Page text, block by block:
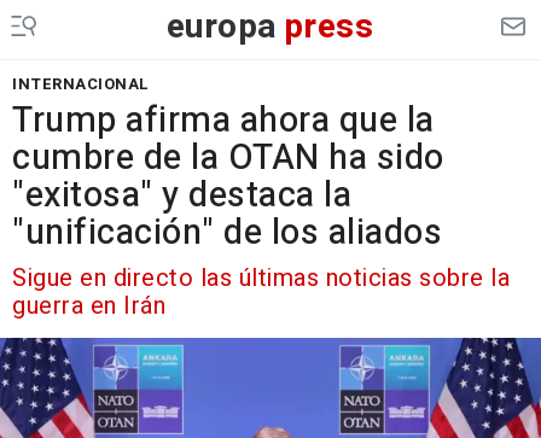
europa press
INTERNACIONAL
Trump afirma ahora que la
cumbre de la OTAN ha sido
"exitosa" y destaca la
"unificación" de los aliados
Sigue en directo las últimas noticias sobre la
guerra en Irán